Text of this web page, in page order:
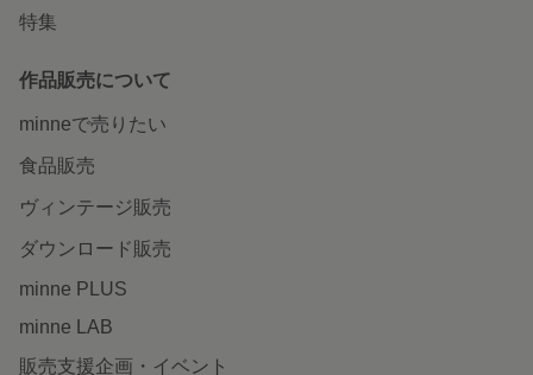
特集
作品販売について
minneで売りたい
食品販売
ヴィンテージ販売
ダウンロード販売
minne PLUS
minne LAB
販売支援企画・イベント